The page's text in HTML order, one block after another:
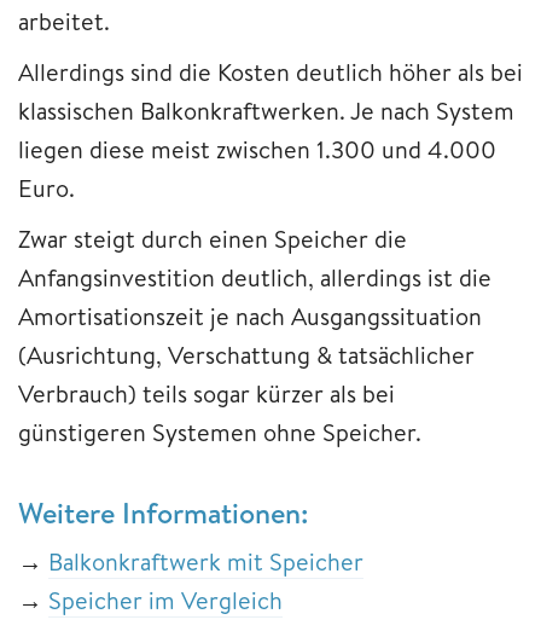
arbeitet.
Allerdings sind die Kosten deutlich höher als bei
klassischen Balkonkraftwerken. Je nach System
liegen diese meist zwischen 1.300 und 4.000
Euro.
Zwar steigt durch einen Speicher die
Anfangsinvestition deutlich, allerdings ist die
Amortisationszeit je nach Ausgangssituation
(Ausrichtung, Verschattung & tatsächlicher
Verbrauch) teils sogar kürzer als bei
günstigeren Systemen ohne Speicher.
Weitere Informationen:
→ Balkonkraftwerk mit Speicher
→ Speicher im Vergleich